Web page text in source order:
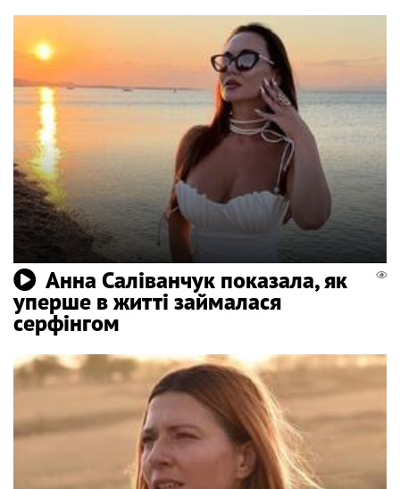
Анна Саліванчук показала, як
уперше в житті займалася
серфінгом